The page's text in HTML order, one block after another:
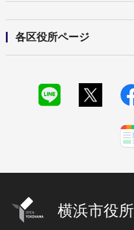
各区役所ページ
横浜市役所